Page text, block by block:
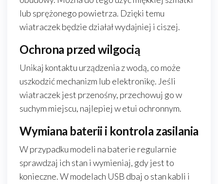
lub sprężonego powietrza. Dzięki temu
wiatraczek będzie działał wydajniej i ciszej.
Ochrona przed wilgocią
Unikaj kontaktu urządzenia z wodą, co może
uszkodzić mechanizm lub elektronikę. Jeśli
wiatraczek jest przenośny, przechowuj go w
suchym miejscu, najlepiej w etui ochronnym.
Wymiana baterii i kontrola zasilania
W przypadku modeli na baterie regularnie
sprawdzaj ich stan i wymieniaj, gdy jest to
konieczne. W modelach USB dbaj o stan kabli i